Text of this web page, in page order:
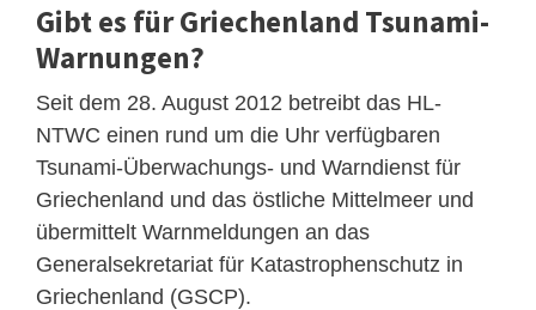
Gibt es für Griechenland Tsunami-
Warnungen?
Seit dem 28. August 2012 betreibt das HL-
NTWC einen rund um die Uhr verfügbaren
Tsunami-Überwachungs- und Warndienst für
Griechenland und das östliche Mittelmeer und
übermittelt Warnmeldungen an das
Generalsekretariat für Katastrophenschutz in
Griechenland (GSCP).